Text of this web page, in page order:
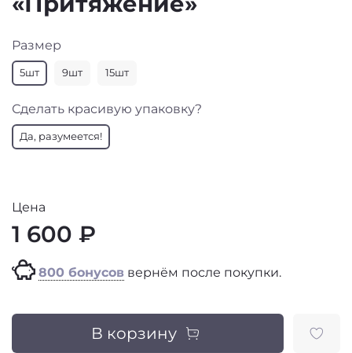
Размер
5шт 9шт 15шт
Сделать красивую упаковку?
Да, разумеется!
Цена
1 600 ₽
800 бонусоввернём после покупки.
В корзину